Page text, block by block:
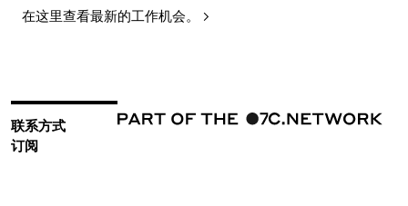
在这里查看最新的工作机会。
联系方式
订阅